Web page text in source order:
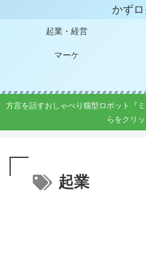
かず
起業・経営
マーケ
方言を話すおしゃべり猫型ロボット『
らをクリッ
起業